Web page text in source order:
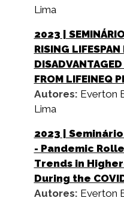
Lima
2023 |
RISING
FROM LIFEINEQ
Autores: Everton
Lima
2023 |
- Pandemic
Trends in
During the
Autores: Everton